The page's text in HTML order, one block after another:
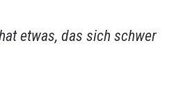
etwas, das sich schwer